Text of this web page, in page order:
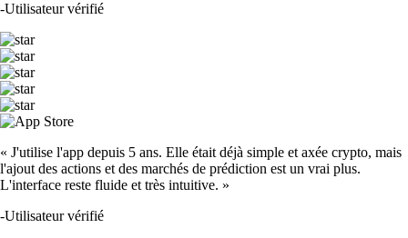
-Utilisateur vérifié
« J'utilise l'app depuis 5 ans. Elle était déjà simple et axée crypto, mais
l'ajout des actions et des marchés de prédiction est un vrai plus.
L'interface reste fluide et très intuitive. »
-Utilisateur vérifié